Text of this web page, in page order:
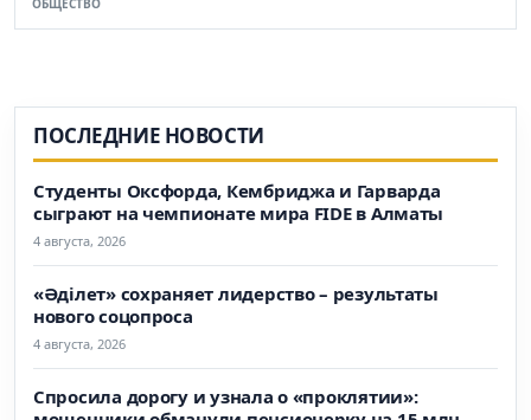
ПОСЛЕДНИЕ НОВОСТИ
Студенты Оксфорда, Кембриджа и Гарварда
сыграют на чемпионате мира FIDE в Алматы
4 августа, 2026
«Әділет» сохраняет лидерство – результаты
нового соцопроса
4 августа, 2026
Спросила дорогу и узнала о «проклятии»: